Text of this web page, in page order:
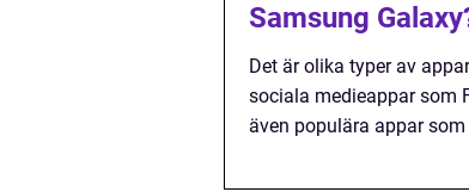
Samsung
Det är olika typer av
sociala medieappar som
även populära appar